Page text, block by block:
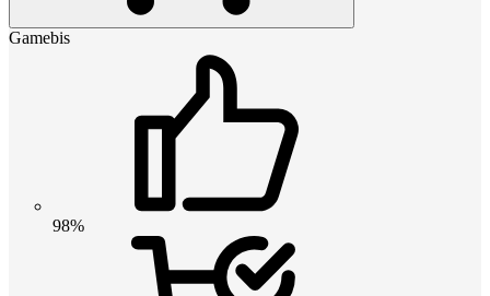
Gamebis
98%